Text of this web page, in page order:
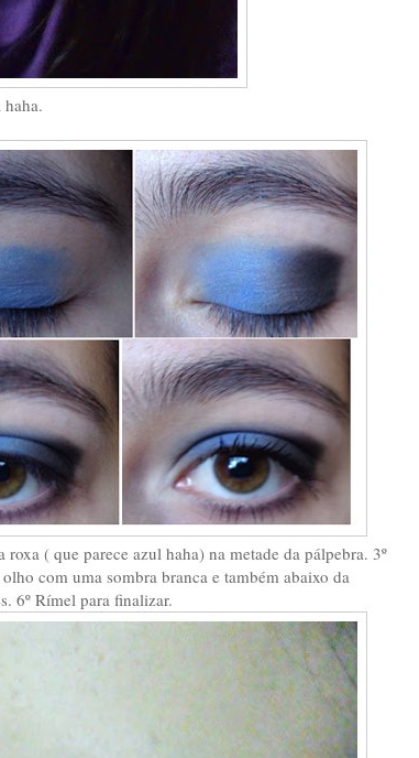
( que parece azul haha) na metade da pálpebra. 3º
com uma sombra branca e também abaixo da
6º Rímel para finalizar.